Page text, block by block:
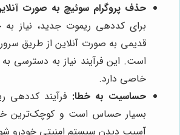
حذف پروگرام سوئیچ به صورت
برای کددهی ریموت جدید، نیاز
است. این فرآیند نیاز به دسترسی
خاصی دارد.
حساسیت به خطا:
بسیار حساس است و کوچک‌ترین
آسیب دیدن سیستم امنیتی خودرو